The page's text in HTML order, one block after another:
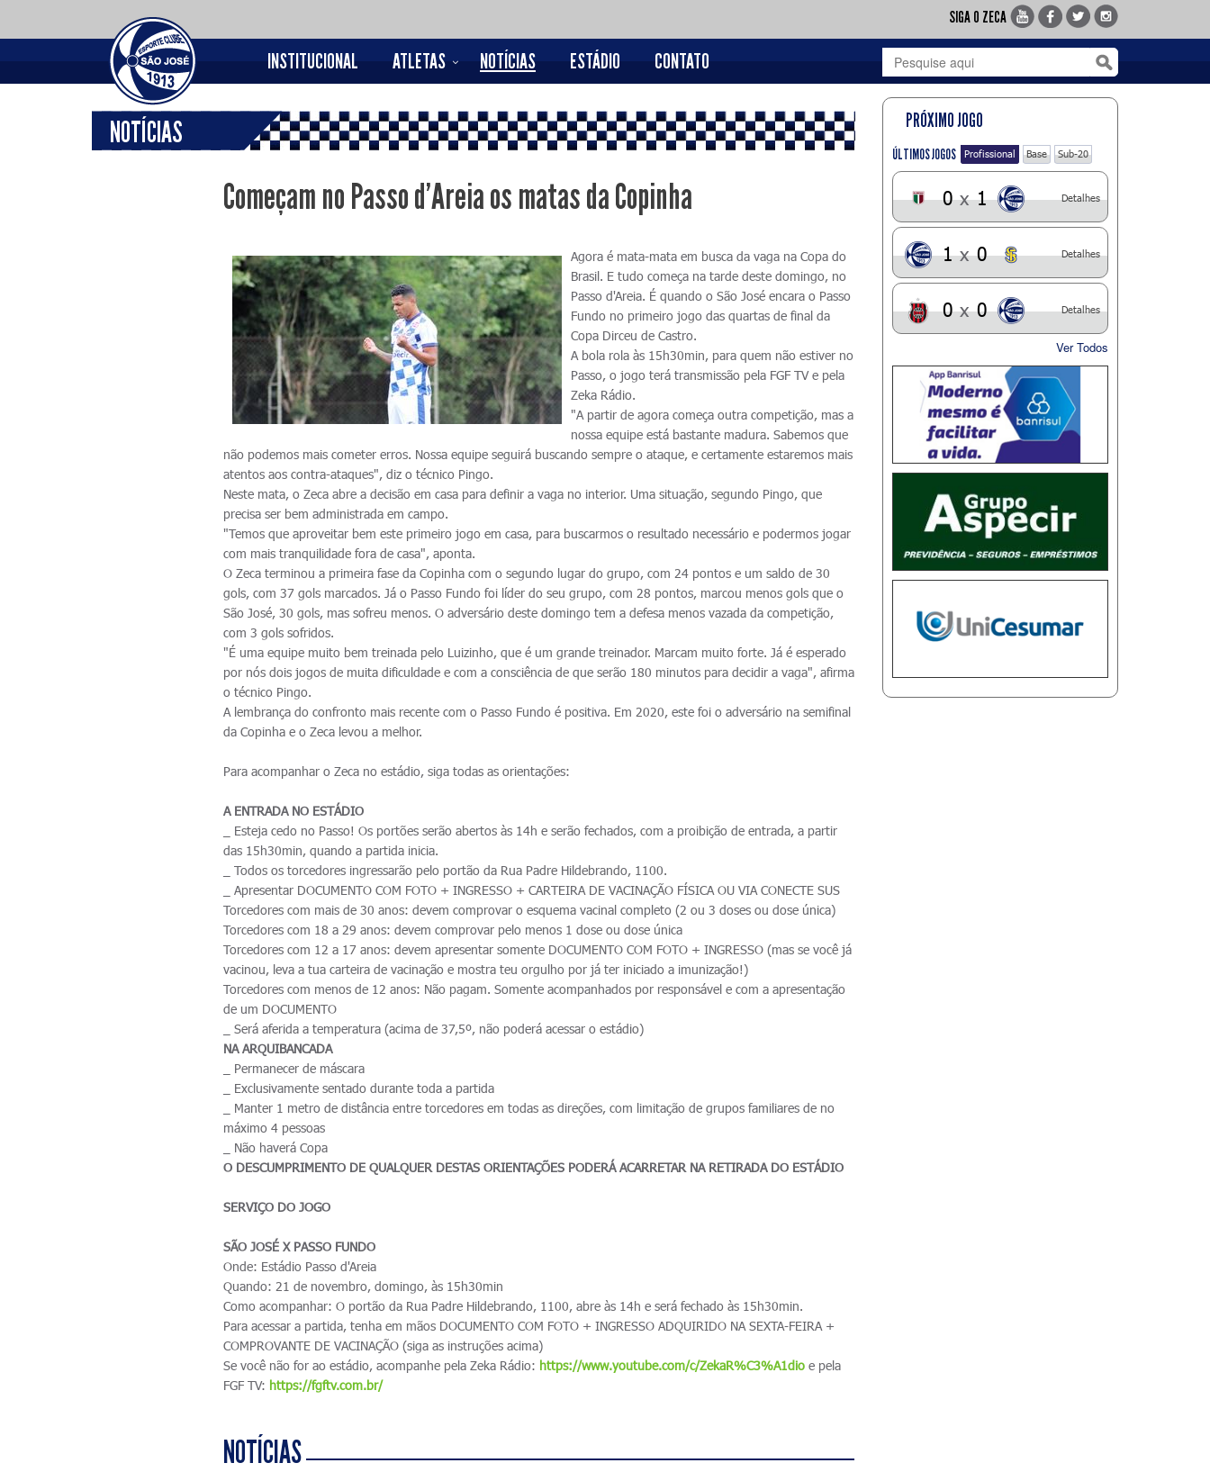
SIGA O ZECA
INSTITUCIONAL ATLETAS NOTÍCIAS ESTÁDIO CONTATO
NOTÍCIAS
Começam no Passo d'Areia os matas da Copinha
Agora é mata-mata em busca da vaga na Copa do
Brasil. E tudo começa na tarde deste domingo, no
Passo d'Areia. É quando o São José encara o Passo
Fundo no primeiro jogo das quartas de final da
Copa Dirceu de Castro.
A bola rola às 15h30min, para quem não estiver no
Passo, o jogo terá transmissão pela FGF TV e pela
Zeka Rádio.
"A partir de agora começa outra competição, mas a
nossa equipe está bastante madura. Sabemos que
não podemos mais cometer erros. Nossa equipe seguirá buscando sempre o ataque, e certamente estaremos mais
atentos aos contra-ataques", diz o técnico Pingo.
Neste mata, o Zeca abre a decisão em casa para definir a vaga no interior. Uma situação, segundo Pingo, que
precisa ser bem administrada em campo.
"Temos que aproveitar bem este primeiro jogo em casa, para buscarmos o resultado necessário e podermos jogar
com mais tranquilidade fora de casa", aponta.
O Zeca terminou a primeira fase da Copinha com o segundo lugar do grupo, com 24 pontos e um saldo de 30
gols, com 37 gols marcados. Já o Passo Fundo foi líder do seu grupo, com 28 pontos, marcou menos gols que o
São José, 30 gols, mas sofreu menos. O adversário deste domingo tem a defesa menos vazada da competição,
com 3 gols sofridos.
"É uma equipe muito bem treinada pelo Luizinho, que é um grande treinador. Marcam muito forte. Já é esperado
por nós dois jogos de muita dificuldade e com a consciência de que serão 180 minutos para decidir a vaga", afirma
o técnico Pingo.
A lembrança do confronto mais recente com o Passo Fundo é positiva. Em 2020, este foi o adversário na semifinal
da Copinha e o Zeca levou a melhor.
Para acompanhar o Zeca no estádio, siga todas as orientações:
A ENTRADA NO ESTÁDIO
_ Esteja cedo no Passo! Os portões serão abertos às 14h e serão fechados, com a proibição de entrada, a partir
das 15h30min, quando a partida inicia.
_ Todos os torcedores ingressarão pelo portão da Rua Padre Hildebrando, 1100.
_ Apresentar DOCUMENTO COM FOTO + INGRESSO + CARTEIRA DE VACINAÇÃO FÍSICA OU VIA CONECTE SUS
Torcedores com mais de 30 anos: devem comprovar o esquema vacinal completo (2 ou 3 doses ou dose única)
Torcedores com 18 a 29 anos: devem comprovar pelo menos 1 dose ou dose única
Torcedores com 12 a 17 anos: devem apresentar somente DOCUMENTO COM FOTO + INGRESSO (mas se você já
vacinou, leva a tua carteira de vacinação e mostra teu orgulho por já ter iniciado a imunização!)
Torcedores com menos de 12 anos: Não pagam. Somente acompanhados por responsável e com a apresentação
de um DOCUMENTO
_ Será aferida a temperatura (acima de 37,5º, não poderá acessar o estádio)
NA ARQUIBANCADA
_ Permanecer de máscara
_ Exclusivamente sentado durante toda a partida
_ Manter 1 metro de distância entre torcedores em todas as direções, com limitação de grupos familiares de no
máximo 4 pessoas
_ Não haverá Copa
O DESCUMPRIMENTO DE QUALQUER DESTAS ORIENTAÇÕES PODERÁ ACARRETAR NA RETIRADA DO ESTÁDIO
SERVIÇO DO JOGO
SÃO JOSÉ X PASSO FUNDO
Onde: Estádio Passo d'Areia
Quando: 21 de novembro, domingo, às 15h30min
Como acompanhar: O portão da Rua Padre Hildebrando, 1100, abre às 14h e será fechado às 15h30min.
Para acessar a partida, tenha em mãos DOCUMENTO COM FOTO + INGRESSO ADQUIRIDO NA SEXTA-FEIRA +
COMPROVANTE DE VACINAÇÃO (siga as instruções acima)
Se você não for ao estádio, acompanhe pela Zeka Rádio: https://www.youtube.com/c/ZekaR%C3%A1dio e pela
FGF TV: https://fgftv.com.br/
NOTÍCIAS
PRÓXIMO JOGO
ÚLTIMOS JOGOS Profissional Base Sub-20
0 x 1 Detalhes
1 x 0 Detalhes
0 x 0 Detalhes
Ver Todos